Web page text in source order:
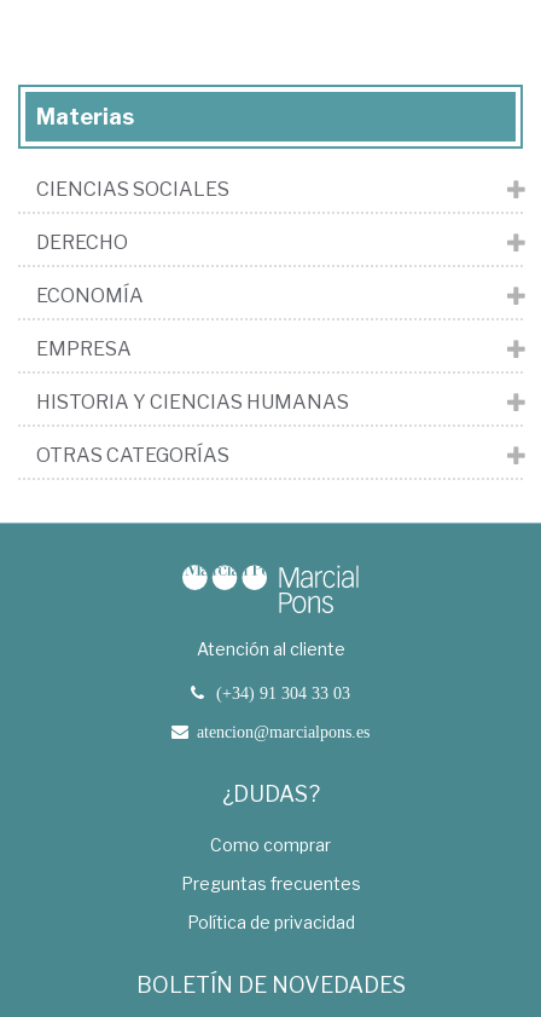
Materias
CIENCIAS SOCIALES
DERECHO
ECONOMÍA
EMPRESA
HISTORIA Y CIENCIAS HUMANAS
OTRAS CATEGORÍAS
Atención al cliente
(+34) 91 304 33 03
atencion@marcialpons.es
¿DUDAS?
Como comprar
Preguntas frecuentes
Política de privacidad
BOLETÍN DE NOVEDADES